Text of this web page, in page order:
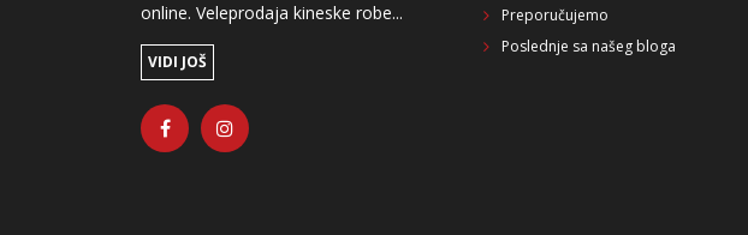
online. Veleprodaja kineske robe...
VIDI JOŠ
Preporučujemo
Poslednje sa našeg bloga